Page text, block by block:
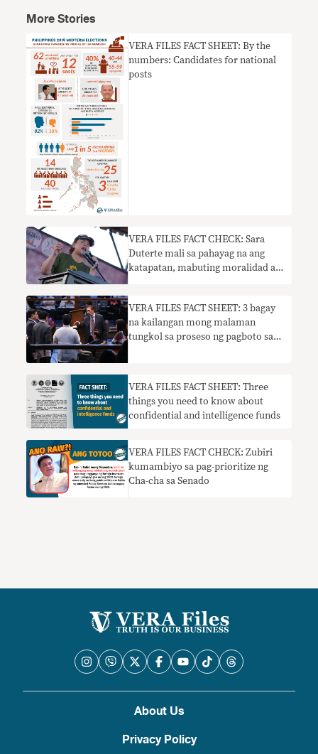
More Stories
VERA FILES FACT SHEET: By the
numbers: Candidates for national
posts
VERA FILES FACT CHECK: Sara
Duterte mali sa pahayag na ang
katapatan, mabuting moralidad ay
VERA FILES FACT SHEET: 3 bagay
na kailangan mong malaman
tungkol sa proseso ng pagboto sa
VERA FILES FACT SHEET: Three
things you need to know about
confidential and intelligence funds
VERA FILES FACT CHECK: Zubiri
kumambiyo sa pag-prioritize ng
Cha-cha sa Senado
About Us
Privacy Policy